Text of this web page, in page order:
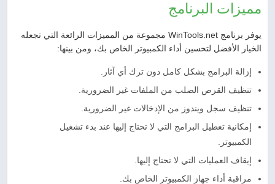
مميزات البرنامج
يوفر برنامج WinTools.net مجموعة من المميزات الرائعة التي تجعله
الخيار الأفضل لتحسين أداء الكمبيوتر الخاص بك، ومن بينها:
إزالة البرامج بشكل كامل دون ترك أي آثار.
تنظيف القرص الصلب من الملفات غير الضرورية.
تنظيف سجل ويندوز من الإدخالات غير الضرورية.
إمكانية تعطيل البرامج التي لا تحتاج إليها عند بدء تشغيل
الكمبيوتر.
إيقاف العمليات التي لا تحتاج إليها.
مراقبة أداء جهاز الكمبيوتر الخاص بك.